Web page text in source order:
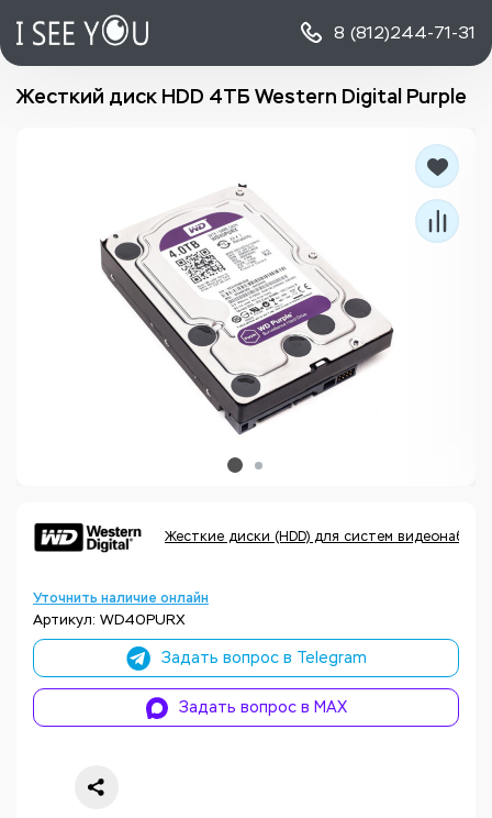
8 (812)244-71-31
Жесткий диск HDD 4ТБ Western Digital Purple
Жесткие диски (HDD) для систем
Уточнить наличие онлайн
Артикул: WD40PURX
Задать вопрос в Telegram
Задать вопрос в MAX